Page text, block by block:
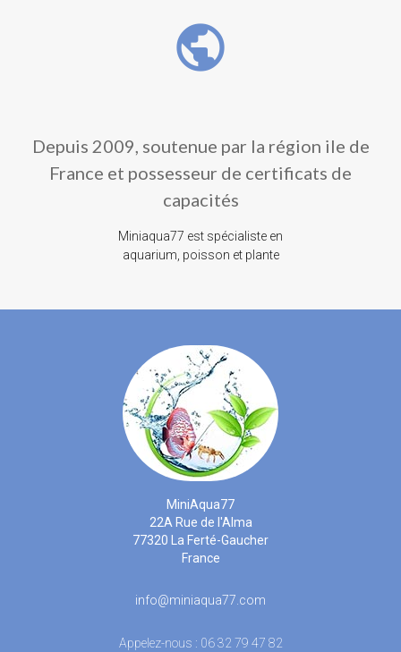
public
Depuis 2009, soutenue par la région ile de
France et possesseur de certificats de
capacités
Miniaqua77 est spécialiste en
aquarium, poisson et plante
MiniAqua77
22A Rue de l'Alma
77320 La Ferté-Gaucher
France
info@miniaqua77.com
Appelez-nous : 06 32 79 47 82